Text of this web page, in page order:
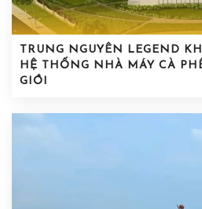
TRUNG NGUYÊN LEGEND
HỆ THỐNG NHÀ MÁY CÀ
GIỚI